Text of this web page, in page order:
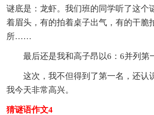
谜底是：龙虾。我们班的同学听了这个
着眉头，有的拍着桌子出气，有的干脆
所……
最后还是我和高子昂以6：6并列第
这次，我不但得到了第一名，还认
我今天非常高兴。
猜谜语作文4